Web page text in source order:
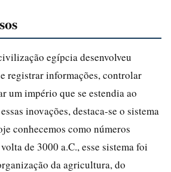
egípcia desenvolveu
registrar informações, controlar
um império que se estendia ao
inovações, destaca-se o sistema
conhecemos como números
de 3000 a.C., esse sistema foi
da agricultura, do